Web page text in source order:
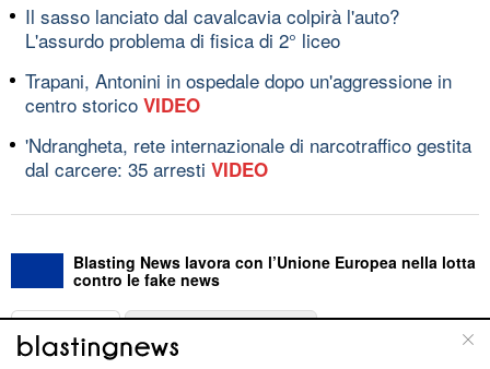
Il sasso lanciato dal cavalcavia colpirà l'auto?
L'assurdo problema di fisica di 2° liceo
Trapani, Antonini in ospedale dopo un'aggressione in
centro storico VIDEO
'Ndrangheta, rete internazionale di narcotraffico gestita
dal carcere: 35 arresti VIDEO
Blasting News lavora con l’Unione Europea nella lotta
contro le fake news
ABOUT